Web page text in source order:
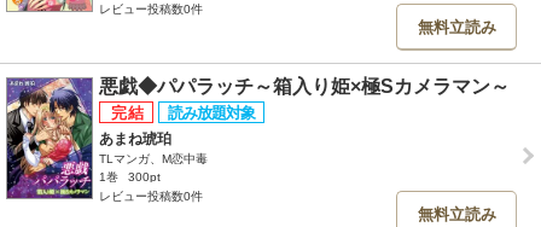
レビュー投稿数0件
無料立読み
悪戯◆パパラッチ～箱入り姫×極Sカメラマン～
あまね琥珀
TLマンガ、M恋中毒
1巻
300pt
レビュー投稿数0件
無料立読み